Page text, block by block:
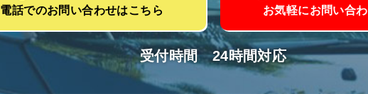
電話でのお問い合わせはこちら お気軽にお問い合
受付時間 24時間対応